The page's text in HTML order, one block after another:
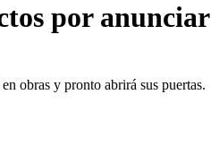
por anunciar
obras y pronto abrirá sus puertas.